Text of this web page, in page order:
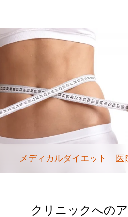
メディカルダイエット 医
クリニックへの